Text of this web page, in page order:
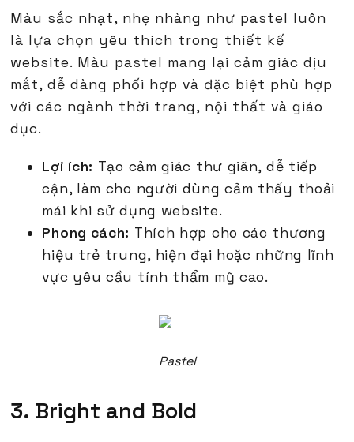
Màu sắc nhạt, nhẹ nhàng như pastel luôn
là lựa chọn yêu thích trong thiết kế
website. Màu pastel mang lại cảm giác dịu
mắt, dễ dàng phối hợp và đặc biệt phù hợp
với các ngành thời trang, nội thất và giáo
dục.
Lợi ích: Tạo cảm giác thư giãn, dễ tiếp
cận, làm cho người dùng cảm thấy thoải
mái khi sử dụng website.
Phong cách: Thích hợp cho các thương
hiệu trẻ trung, hiện đại hoặc những lĩnh
vực yêu cầu tính thẩm mỹ cao.
Pastel
3. Bright and Bold